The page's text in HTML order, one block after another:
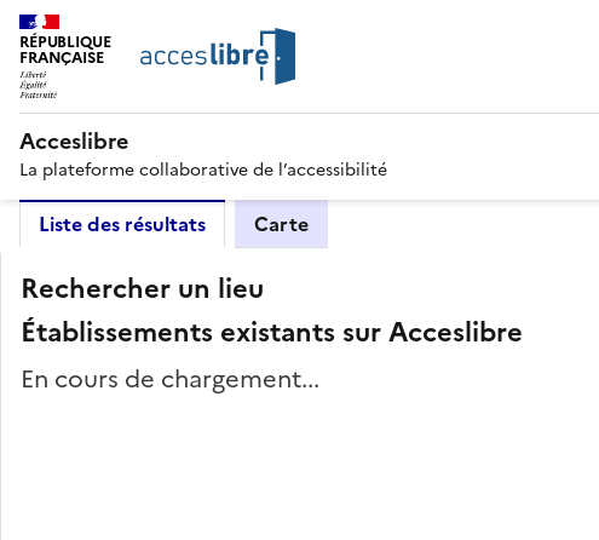
RÉPUBLIQUE
FRANÇAISE
Acceslibre
La plateforme collaborative de l’accessibilité
Liste des résultats Carte
Rechercher un lieu
Établissements existants sur Acceslibre
En cours de chargement...